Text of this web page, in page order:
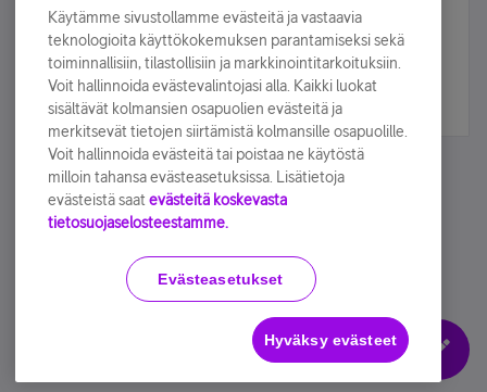
sähköpostiisi.
Tilaa nyt
Käyttöehdot Accessibility statement
Evästeasetukset
Käytämme sivustollamme evästeitä ja vastaavia
teknologioita käyttökokemuksen parantamiseksi sekä
toiminnallisiin, tilastollisiin ja markkinointitarkoituksiin.
Voit hallinnoida evästevalintojasi alla. Kaikki luokat
sisältävät kolmansien osapuolien evästeitä ja
merkitsevät tietojen siirtämistä kolmansille osapuolille.
Voit hallinnoida evästeitä tai poistaa ne käytöstä
milloin tahansa evästeasetuksissa. Lisätietoja
evästeistä saat evästeitä koskevasta
tietosuojaselosteestamme.
Evästeasetukset
Hyväksy evästeet